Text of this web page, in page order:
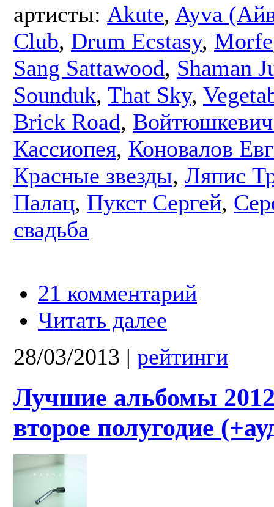
артисты: Akute, Ayva
Club, Drum Ecstasy, Morfe
Sang Sattawood, Shaman
Sounduk, That Sky,
Brick Road,
Кассиопея, Коновалов
Красные звезды, Ляпис
Палац, Пукст Сергей,
свадьба
21 комментарий
Читать далее
28/03/2013 | рейтинги
Лучшие альбомы
второе полугодие